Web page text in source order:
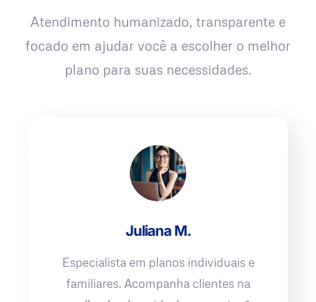
Atendimento humanizado, transparente e
focado em ajudar você a escolher o melhor
plano para suas necessidades.
Juliana M.
Especialista em planos individuais e
familiares. Acompanha clientes na